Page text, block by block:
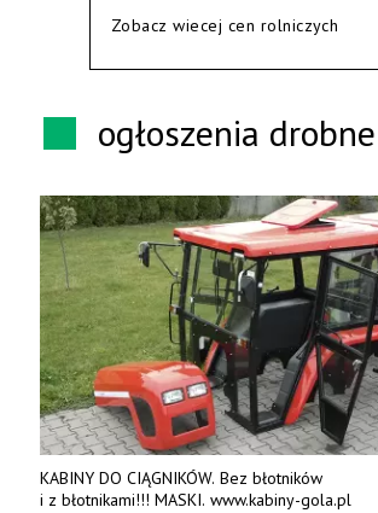
Zobacz wiecej cen rolniczych
ogłoszenia drobne
KABINY DO CIĄGNIKÓW. Bez błotników
i z błotnikami!!! MASKI. www.kabiny-gola.pl